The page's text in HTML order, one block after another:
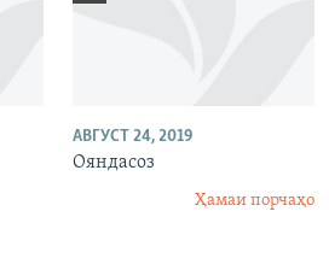
АВГУСТ 24, 2019
Ояндасоз
Ҳамаи порчаҳо